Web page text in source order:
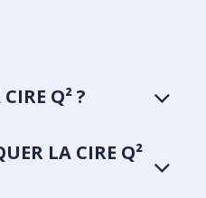
Q² ?
LA CIRE Q²